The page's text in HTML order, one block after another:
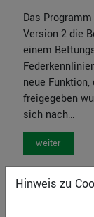
Das
Version 2 die
einem
neue
freigegeben
sich nach…
weiter
Hinweis zu